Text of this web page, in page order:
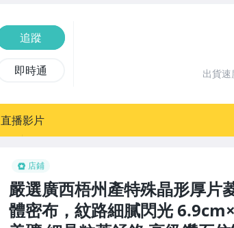
店鋪
嚴選廣西梧州產特殊晶形厚片
體密布，紋路細膩閃光
追蹤
即時通 出貨速
直播影片